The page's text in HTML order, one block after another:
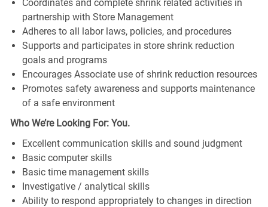
Coordinates and complete shrink related activities in
partnership with Store Management
Adheres to all labor laws, policies, and procedures
Supports and participates in store shrink reduction
goals and programs
Encourages Associate use of shrink reduction resources
Promotes safety awareness and supports maintenance
of a safe environment
Who We’re Looking For: You.
Excellent communication skills and sound judgment
Basic computer skills
Basic time management skills
Investigative / analytical skills
Ability to respond appropriately to changes in direction